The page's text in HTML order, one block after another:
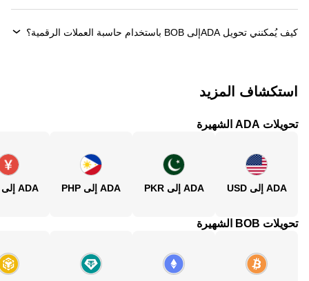
كيف يُمكنني تحويل ‏ADAإلى ‏BOB باستخدام حاسبة العملات الرقمية؟
استكشاف المزيد
تحويلات ADA الشهيرة
ADA إلى USD ADA إلى PKR ADA إلى PHP ADA إلى CNY
تحويلات BOB الشهيرة